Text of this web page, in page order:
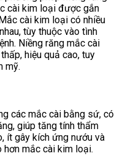
cài kim loại được gắn
cài kim loại có nhiều
tùy thuộc vào tình
Niềng răng mắc cài
hiệu quả cao, tuy
mỹ.
các mắc cài bằng sứ, có
giúp tăng tính thẩm
ít gây kích ứng nướu và
hơn mắc cài kim loại.